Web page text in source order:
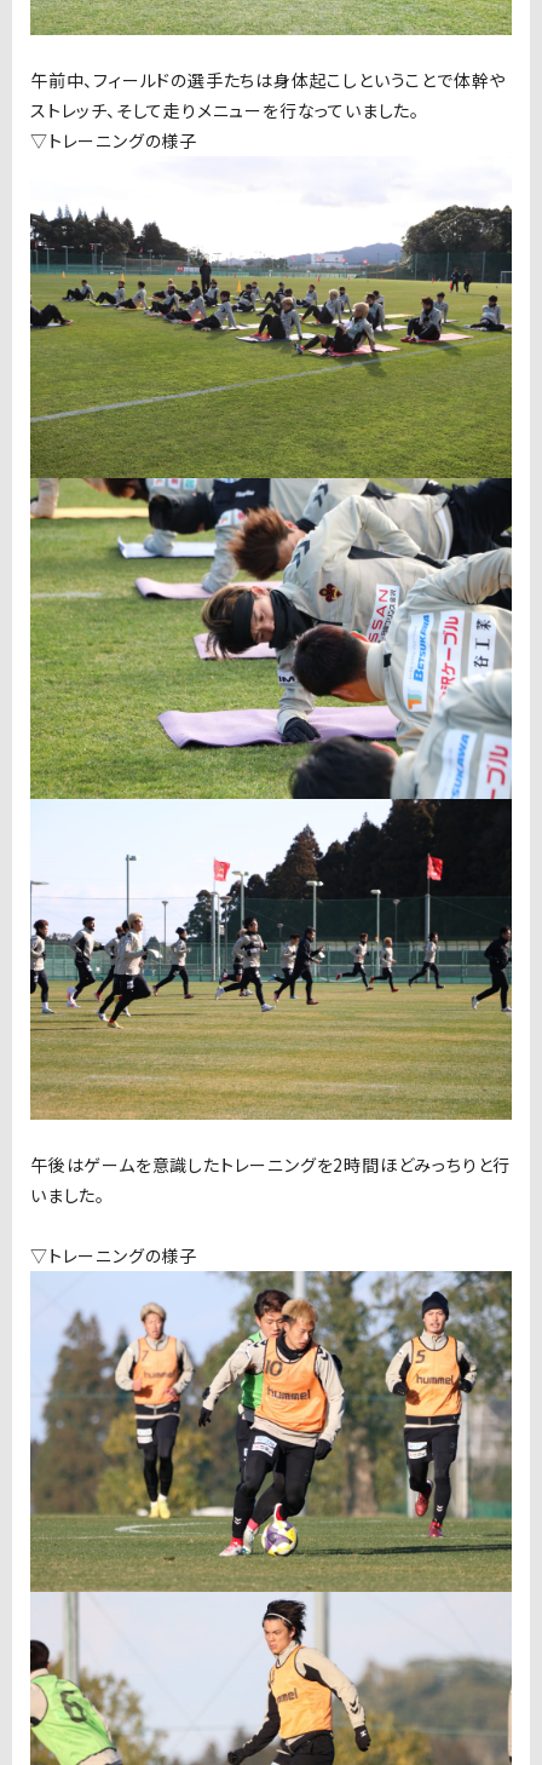
午前中、フィールドの選手たちは身体起こしということで体幹や
ストレッチ、そして走りメニューを行なっていました。
▽トレーニングの様子
午後はゲームを意識したトレーニングを2時間ほどみっちりと行
いました。
▽トレーニングの様子